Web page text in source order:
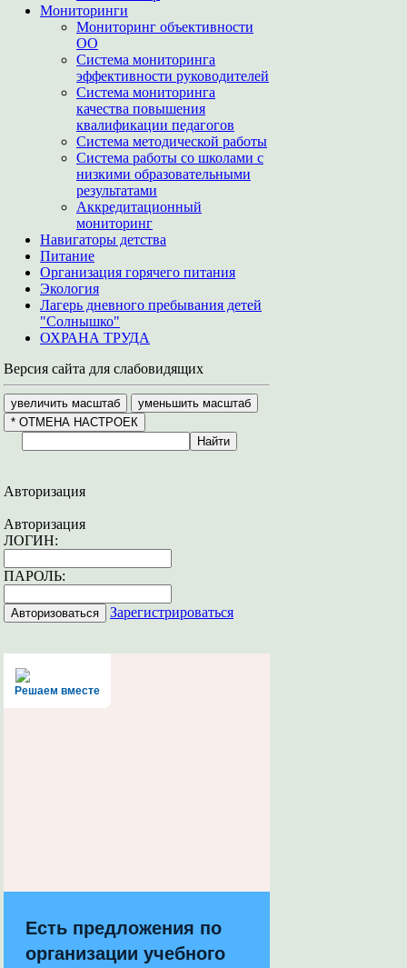
Мониторинги
Мониторинг объективности
ОО
Система мониторинга
эффективности руководителей
Система мониторинга
качества повышения
квалификации педагогов
Система методической работы
Система работы со школами с
низкими образовательными
результатами
Аккредитационный
мониторинг
Навигаторы детства
Питание
Организация горячего питания
Экология
Лагерь дневного пребывания детей
"Солнышко"
ОХРАНА ТРУДА
Версия сайта для слабовидящих
Авторизация
Авторизация
ЛОГИН:
ПАРОЛЬ:
Зарегистрироваться
Решаем вместе
Есть предложения по
организации учебного